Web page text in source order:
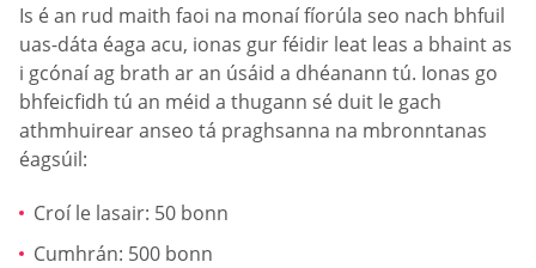
Is é an rud maith faoi na monaí fíorúla seo nach bhfuil
uas-dáta éaga acu, ionas gur féidir leat leas a bhaint as
i gcónaí ag brath ar an úsáid a dhéanann tú. Ionas go
bhfeicfidh tú an méid a thugann sé duit le gach
athmhuirear anseo tá praghsanna na mbronntanas
éagsúil:
Croí le lasair: 50 bonn
Cumhrán: 500 bonn